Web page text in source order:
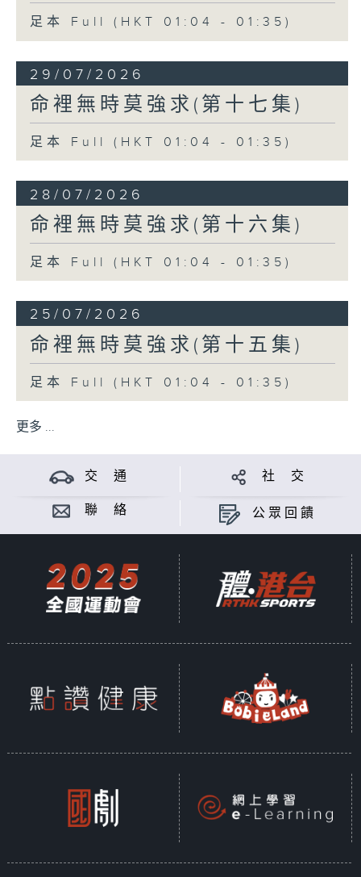
足本 Full (HKT 01:04 - 01:35)
29/07/2026
命裡無時莫強求(第十七集)
足本 Full (HKT 01:04 - 01:35)
28/07/2026
命裡無時莫強求(第十六集)
足本 Full (HKT 01:04 - 01:35)
25/07/2026
命裡無時莫強求(第十五集)
足本 Full (HKT 01:04 - 01:35)
更多 ...
交 通 社 交
聯 絡 公眾回饋